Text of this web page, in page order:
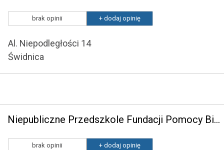
brak opinii + dodaj opinię
Al. Niepodległości 14
Świdnica
Niepubliczne Przedszkole Fundacji Pomocy Biednym Dzieciom "Ut Unum Sint"
brak opinii + dodaj opinię